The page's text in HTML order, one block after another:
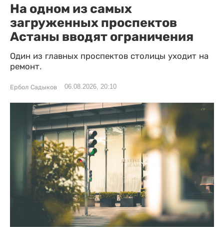
На одном из самых
загруженных проспектов
Астаны вводят ограничения
Один из главных проспектов столицы уходит на
ремонт.
Ербол Садыков 06.08.2026, 20:10